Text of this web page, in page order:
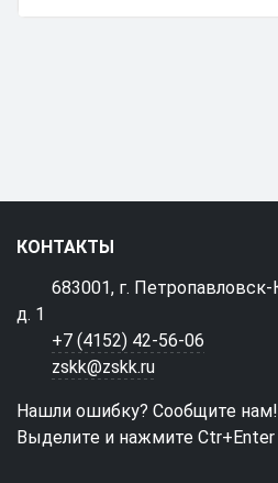
КОНТАКТЫ
683001, г.
д. 1
+7 (4152) 42-56-06
zskk@zskk.ru
Нашли ошибку? Сообщите нам!
Выделите и нажмите Ctr+Enter